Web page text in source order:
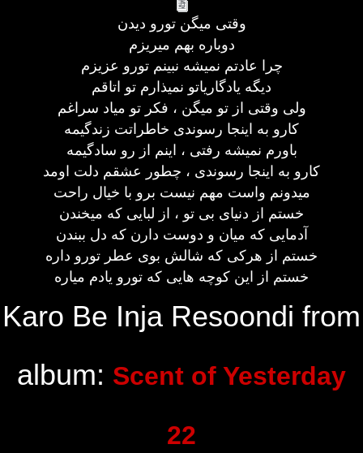
وقتی میگن تورو دیدن
دوباره بهم میریزم
چرا عادتم نمیشه نبینم تورو عزیزم
دیگه یادگاریاتو نمیذارم تو اتاقم
ولی وقتی از تو میگن ، فکر تو میاد سراغم
کارو به اینجا رسوندی خاطراتت زندگیمه
باورم نمیشه رفتی ، اینم از رو سادگیمه
کارو به اینجا رسوندی ، چطور عشقم دلت اومد
میدونم واست مهم نیست برو با خیال راحت
خستم از دنیای بی تو ، از لبایی که میخندن
آدمایی که میان و دوست دارن که دل ببندن
خستم از هرکی که شالش بوی عطر تورو داره
خستم از این کوچه هایی که تورو یادم میاره
Karo Be Inja Resoondi from
album: Scent of Yesterday
22